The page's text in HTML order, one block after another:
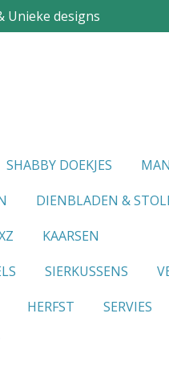
Unieke designs
SHABBY DOEKJES
DIENBLADEN &
KAARSEN
SIERKUSSENS
HERFST SERVIES